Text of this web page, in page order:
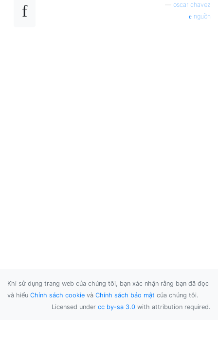
oscar chavez
nguồn
Khi sử dụng trang web của chúng tôi, bạn xác nhận rằng bạn đã đọc
và hiểu Chính sách cookie và Chính sách bảo mật của chúng tôi.
Licensed under cc by-sa 3.0 with attribution required.